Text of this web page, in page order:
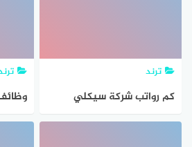
ترند
كم رواتب شركة سيكلي
السعودية وخطوات الحصول